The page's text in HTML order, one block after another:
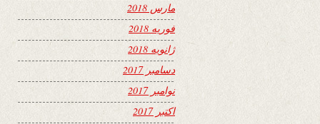
مارس 2018
فوریه 2018
ژانویه 2018
دسامبر 2017
نوامبر 2017
اکتبر 2017